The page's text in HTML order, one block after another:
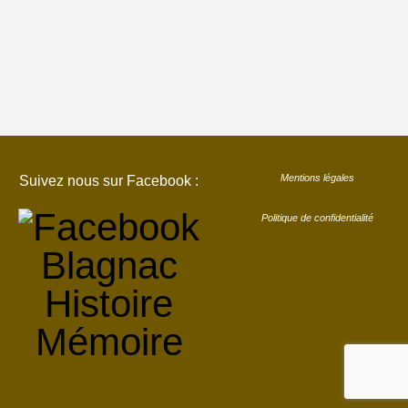
Suivez nous sur Facebook : Mentions légales
Politique de confidentialité